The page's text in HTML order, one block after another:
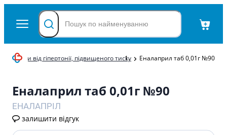
Ліки від гіпертонії, підвищеного тиску Еналаприл таб 0,01г №90
Еналаприл таб 0,01г №90
ЕНАЛАПРІЛ
залишити відгук